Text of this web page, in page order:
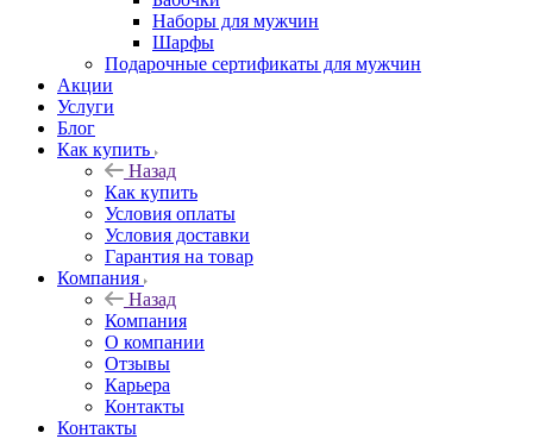
Наборы для мужчин
Шарфы
Подарочные сертификаты для мужчин
Акции
Услуги
Блог
Как купить
Назад
Как купить
Условия оплаты
Условия доставки
Гарантия на товар
Компания
Назад
Компания
О компании
Отзывы
Карьера
Контакты
Контакты